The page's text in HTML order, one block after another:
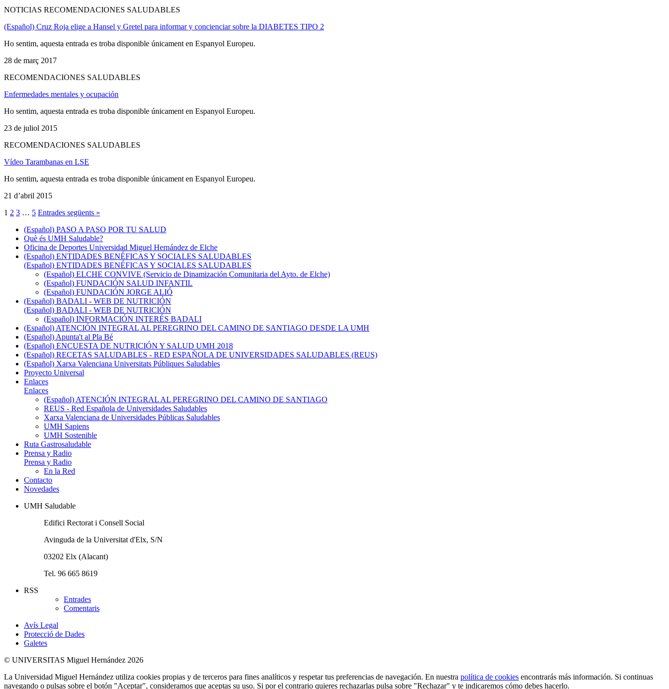
NOTICIAS RECOMENDACIONES SALUDABLES
(Español) Cruz Roja elige a Hansel y Gretel para informar y concienciar sobre la DIABETES TIPO 2
Ho sentim, aquesta entrada es troba disponible únicament en Espanyol Europeu.
28 de març 2017
RECOMENDACIONES SALUDABLES
Enfermedades mentales y ocupación
Ho sentim, aquesta entrada es troba disponible únicament en Espanyol Europeu.
23 de juliol 2015
RECOMENDACIONES SALUDABLES
Vídeo Tarambanas en LSE
Ho sentim, aquesta entrada es troba disponible únicament en Espanyol Europeu.
21 d’abril 2015
1 2 3 … 5 Entrades següents »
(Español) PASO A PASO POR TU SALUD
Què és UMH Saludable?
Oficina de Deportes Universidad Miguel Hernández de Elche
(Español) ENTIDADES BENÉFICAS Y SOCIALES SALUDABLES
(Español) ENTIDADES BENÉFICAS Y SOCIALES SALUDABLES
(Español) ELCHE CONVIVE (Servicio de Dinamización Comunitaria del Ayto. de Elche)
(Español) FUNDACIÓN SALUD INFANTIL
(Español) FUNDACIÓN JORGE ALIÓ
(Español) BADALI - WEB DE NUTRICIÓN
(Español) BADALI - WEB DE NUTRICIÓN
(Español) INFORMACIÓN INTERÉS BADALI
(Español) ATENCIÓN INTEGRAL AL PEREGRINO DEL CAMINO DE SANTIAGO DESDE LA UMH
(Español) Apunta't al Pla Bé
(Español) ENCUESTA DE NUTRICIÓN Y SALUD UMH 2018
(Español) RECETAS SALUDABLES - RED ESPAÑOLA DE UNIVERSIDADES SALUDABLES (REUS)
(Español) Xarxa Valenciana Universitats Públiques Saludables
Proyecto Universal
Enlaces
Enlaces
(Español) ATENCIÓN INTEGRAL AL PEREGRINO DEL CAMINO DE SANTIAGO
REUS - Red Española de Universidades Saludables
Xarxa Valenciana de Universidades Públicas Saludables
UMH Sapiens
UMH Sostenible
Ruta Gastrosaludable
Prensa y Radio
Prensa y Radio
En la Red
Contacto
Novedades
UMH Saludable
Edifici Rectorat i Consell Social
Avinguda de la Universitat d'Elx, S/N
03202 Elx (Alacant)
Tel. 96 665 8619
RSS
Entrades
Comentaris
Avís Legal
Protecció de Dades
Galetes
© UNIVERSITAS Miguel Hernández 2026
La Universidad Miguel Hernández utiliza cookies propias y de terceros para fines analíticos y respetar tus preferencias de navegación. En nuestra política de cookies encontrarás más información. Si continuas
navegando o pulsas sobre el botón "Aceptar", consideramos que aceptas su uso. Si por el contrario quieres rechazarlas pulsa sobre "Rechazar" y te indicaremos cómo debes hacerlo.